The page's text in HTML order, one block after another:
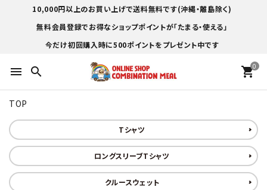
10,000円以上のお買い上げで送料無料です(沖縄・離島除く)
無料会員登録でお得なショップポイントが「たまる・使える」
今だけ初回購入時に500ポイントをプレゼント中です
menu search 0
shopping_cart
TOP
Tシャツ
ロングスリーブTシャツ
クルースウェット